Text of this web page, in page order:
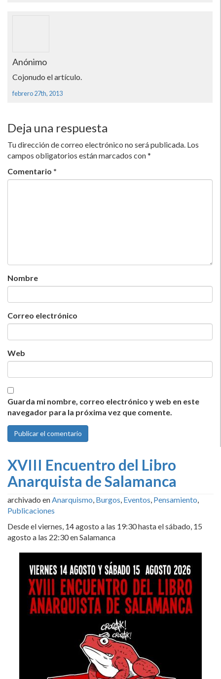
Anónimo
Cojonudo el artí­culo.
febrero 27th, 2013
Deja una respuesta
Tu dirección de correo electrónico no será publicada. Los
campos obligatorios están marcados con*
Comentario *
Nombre
Correo electrónico
Web
Guarda mi nombre, correo electrónico y web en este
navegador para la próxima vez que comente.
XVIII Encuentro del Libro
Anarquista de Salamanca
archivado enAnarquismo, Burgos, Eventos, Pensamiento,
Publicaciones
Desde el viernes, 14 agosto a las 19:30 hasta el sábado, 15
agosto a las 22:30 en Salamanca